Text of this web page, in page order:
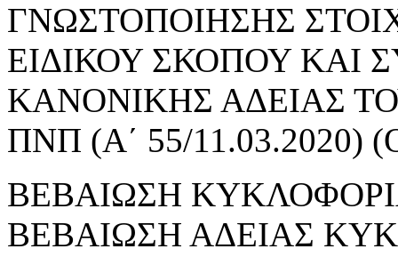
ΓΝΩΣΤΟΠΟΙΗΣΗΣ
ΕΙΔΙΚΟΥ ΣΚΟΠΟΥ ΚΑΙ
ΚΑΝΟΝΙΚΗΣ ΑΔΕΙΑΣ
ΠΝΠ (Α΄ 55/
ΒΕΒΑΙΩΣΗ
ΒΕΒΑΙΩΣΗ ΑΔΕΙΑΣ